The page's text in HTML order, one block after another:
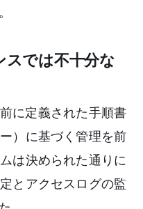
スでは不十分な
に定義された手順書
）に基づく管理を前
は決められた通りに
とアクセスログの監